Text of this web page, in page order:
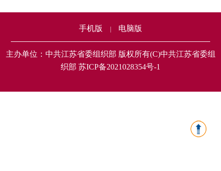
手机版 电脑版
主办单位：中共江苏省委组织部 版权所有(C)中共江苏省委组
织部 苏ICP备2021028354号-1